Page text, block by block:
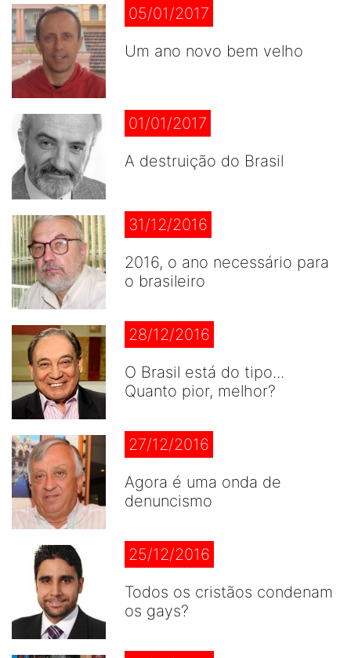
05/01/2017
Um ano novo bem velho
01/01/2017
A destruição do Brasil
31/12/2016
2016, o ano necessário para
o brasileiro
28/12/2016
O Brasil está do tipo...
Quanto pior, melhor?
27/12/2016
Agora é uma onda de
denuncismo
25/12/2016
Todos os cristãos condenam
os gays?